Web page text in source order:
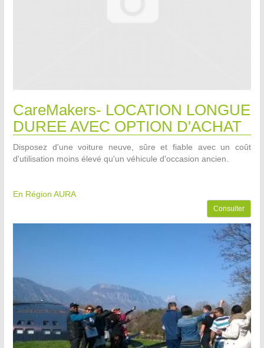
CareMakers- LOCATION LONGUE
DUREE AVEC OPTION D'ACHAT
Disposez d'une voiture neuve, sûre et fiable avec un coût
d'utilisation moins élevé qu'un véhicule d'occasion ancien.
En Région AURA
Consulter